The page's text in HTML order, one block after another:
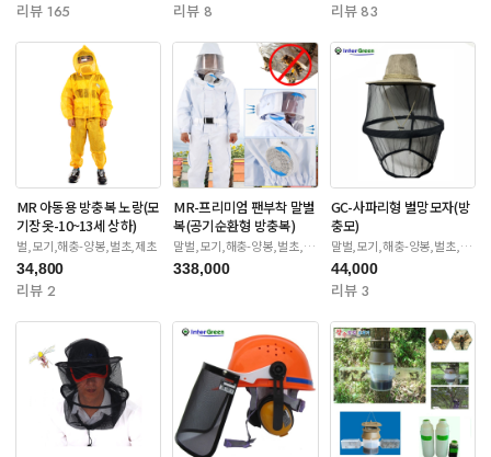
리뷰 165 리뷰 8 리뷰 83
MR 아동용 방충복 노랑(모
기장옷-10~13세 상하)
벌,모기,해충-양봉,벌초,제초
34,800
리뷰 2
MR-프리미엄 팬부착 말벌
복(공기순환형 방충복)
말벌,모기,해충-양봉,벌초,제
초
338,000
GC-사파리형 벌망모자(방
충모)
말벌,모기,해충-양봉,벌초,제
초
44,000
리뷰 3